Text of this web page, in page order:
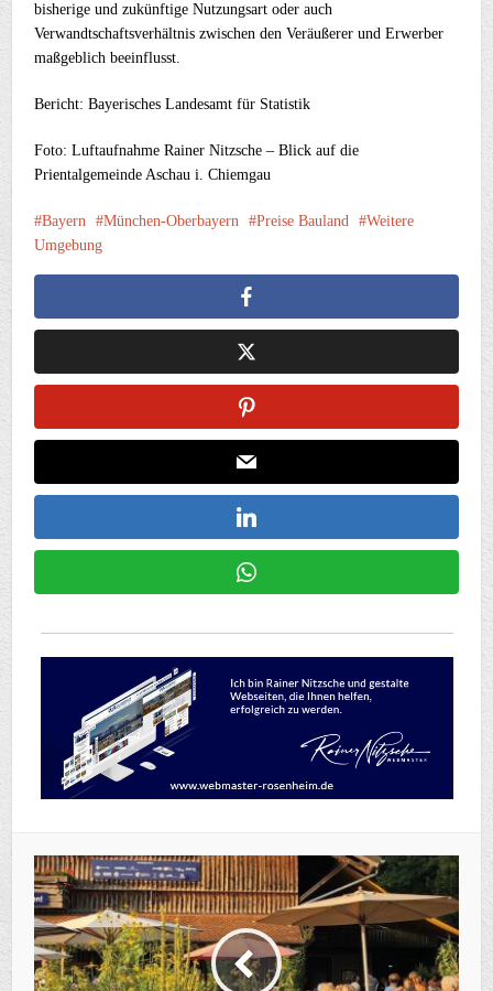
bisherige und zukünftige Nutzungsart oder auch
Verwandtschaftsverhältnis zwischen den Veräußerer und Erwerber
maßgeblich beeinflusst.
Bericht: Bayerisches Landesamt für Statistik
Foto: Luftaufnahme Rainer Nitzsche – Blick auf die
Prientalgemeinde Aschau i. Chiemgau
Bayern München-Oberbayern Preise Bauland
Weitere
Umgebung